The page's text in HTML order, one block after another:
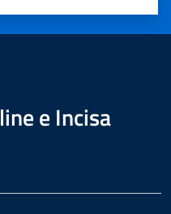
5
e Incisa